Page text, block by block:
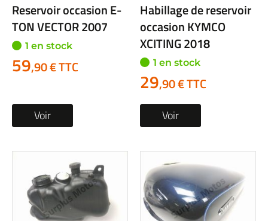
Reservoir occasion E-
TON VECTOR 2007
1 en stock
59,90 € TTC
Voir
Habillage de reservoir
occasion KYMCO
XCITING 2018
1 en stock
29,90 € TTC
Voir